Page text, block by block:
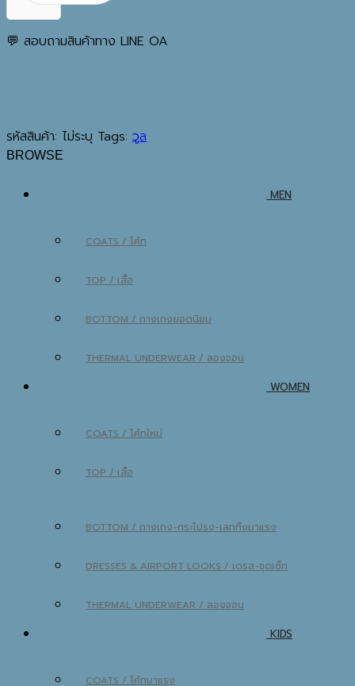
💬 สอบถามสินค้าทาง LINE OA
รหัสสินค้า: ไม่ระบุ Tags: วูล
BROWSE
MEN
COATS / โค้ท
TOP / เสื้อ
BOTTOM / กางเกง
THERMAL UNDERWEAR / ลองจอน
WOMEN
COATS / โค้ท
TOP / เสื้อ
BOTTOM / กางเกง-กระโปรง-เลกกิ้ง
DRESSES & AIRPORT LOOKS / เดรส-ชุดเซ็ท
THERMAL UNDERWEAR / ลองจอน
KIDS
COATS / โค้ท